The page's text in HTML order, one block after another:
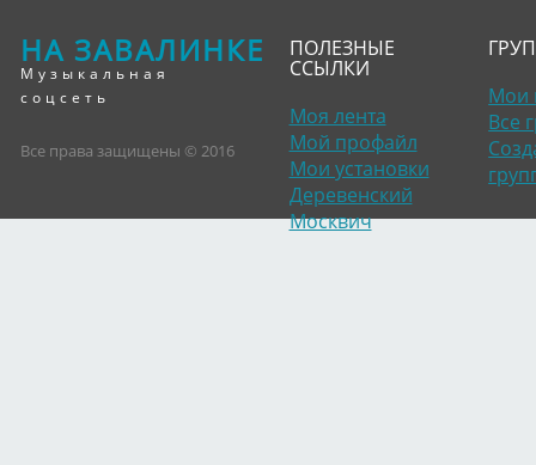
НА ЗАВАЛИНКЕ
Музыкальная
соцсеть
Все права защищены © 2016
ПОЛЕЗНЫЕ
ССЫЛКИ
Моя лента
Мой профайл
Мои установки
Деревенский
Москвич
Мои
Все